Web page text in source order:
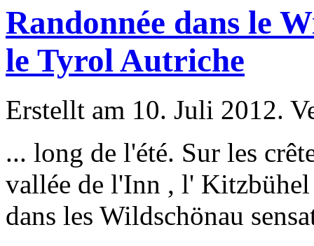
Randonnée dans le
le Tyrol Autriche
Erstellt am 10. Juli 2012.
... long de l'été. Sur les
vallée de l'Inn , l'
dans les Wildschönau